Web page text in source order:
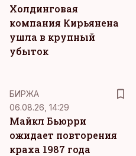
Холдинговая
компания Кирьянена
ушла в крупный
убыток
БИРЖА
06.08.26, 14:29
Майкл Бьюрри
ожидает повторения
краха 1987 года